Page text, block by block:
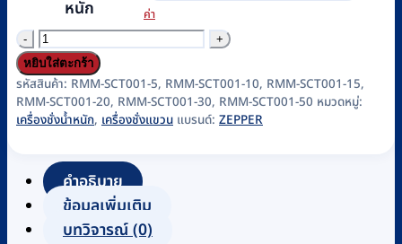
หนัก
ค่า
จำนวน
เครื่อง
ชั่ง
แขวน
ทรง
กระบอก
ระบบ
สปริง
ZEPPER
หยิบใส่ตะกร้า
รหัสสินค้า: RMM-SCT001-5, RMM-SCT001-10, RMM-SCT001-15,
RMM-SCT001-20, RMM-SCT001-30, RMM-SCT001-50 หมวดหมู่:
เครื่องชั่งน้ำหนัก, เครื่องชั่งแขวน แบรนด์: ZEPPER
คำอธิบาย
ข้อมูลเพิ่มเติม
บทวิจารณ์ (0)